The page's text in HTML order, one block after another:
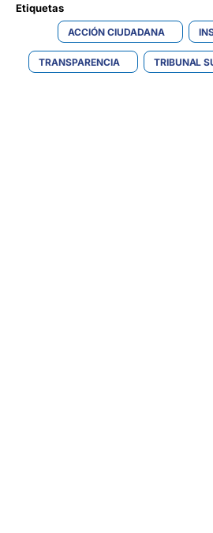
Etiquetas
ACCIÓN CIUDADANA
TRANSPARENCIA TRIBUNAL